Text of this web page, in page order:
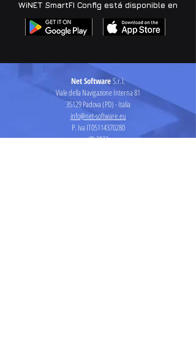
WiNET SmartFI Config está disponible en
Net SoftwareS.r.l.
Viale della Navigazione Interna 81
35129 Padova (PD) - Italia
info@net-software.eu
P. Iva IT05114370280
© 2023